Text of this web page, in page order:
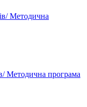
Методична
Методична програма